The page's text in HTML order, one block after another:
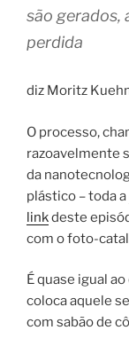
são gerados,
perdida
diz Moritz
O processo,
razoavelmente
da
plástico – toda a
linkdeste
com o foto-
É quase igual
coloca aquele
com sabão de